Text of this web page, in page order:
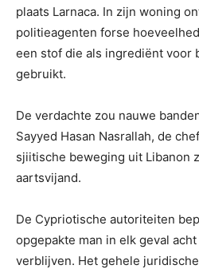
plaats Larnaca. In zijn woning
politieagenten forse
een stof die als ingrediënt voor
gebruikt.
De verdachte zou nauwe
Sayyed Hasan Nasrallah, de
sjiitische beweging uit Libanon
aartsvijand.
De Cypriotische autoriteiten
opgepakte man in elk geval
verblijven. Het gehele